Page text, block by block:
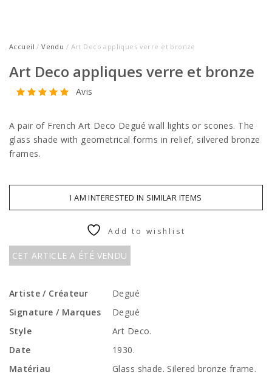
Accueil /Vendu / Art Deco appliques verre et bronze
Art Deco appliques verre et bronze
Avis
A pair of French Art Deco Degué wall lights or scones. The
glass shade with geometrical forms in relief, silvered bronze
frames.
I AM INTERESTED IN SIMILAR ITEMS
CET ARTICLE A ÉTÉ VENDU
Add to wishlist
Artiste / Créateur
Degué
Signature / Marques
Degué
Style
Art Deco.
Date
1930.
Matériau
Glass shade. Silered bronze frame.